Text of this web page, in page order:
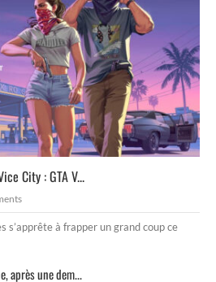
City : GTA V...
s’apprête à frapper un grand coup ce
après une dem...